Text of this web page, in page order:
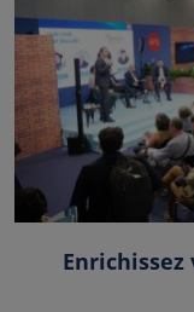
Enrichissez